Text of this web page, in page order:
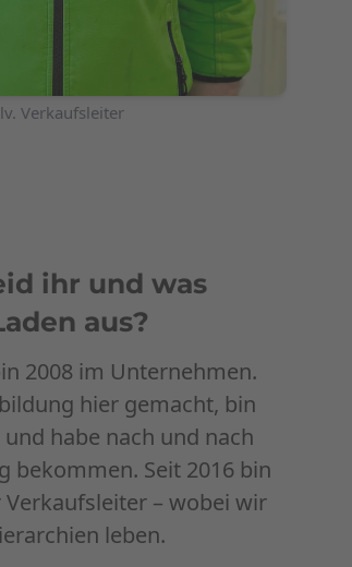
Verkaufsleiter
ihr und was
aus?
2008 im Unternehmen.
hier gemacht, bin
habe nach und nach
bekommen. Seit 2016 bin
– wobei wir
leben.